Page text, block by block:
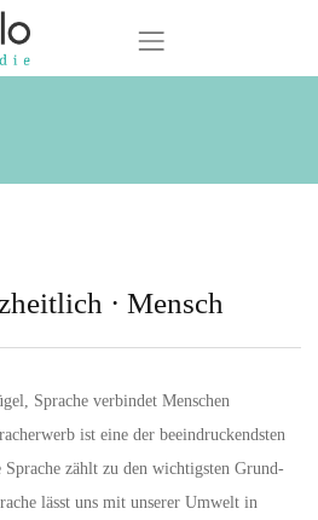
· Mensch
ist eine der beein­druck­endsten
Sprache zählt zu den wichtigsten Grund­
lässt uns mit unserer Umwelt in
· Logopädie in Pankow, Lichtenberg und Bernau bei Berlin